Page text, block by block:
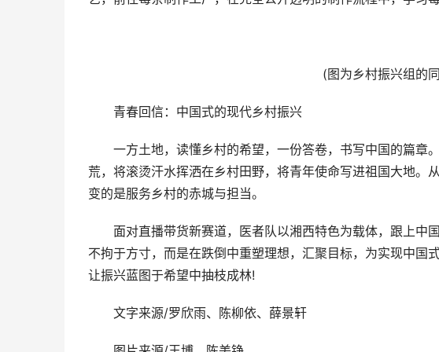
(图为乡村振兴组的同
青春回信：中国式的现代乡村振兴
一方土地，读懂乡村的希望，一份答卷，书写中国的篇章
荒，将滚烫汗水挥洒在乡村田野，将青年使命写进祖国大地。
变的是服务乡村的赤城与担当。
面对直播带货新赛道，医者队以湘西特色为载体，跟上中
不拘于方寸，而是在跌倒中重塑理想，汇聚目标，为实现中国
让振兴蓝图于希望中抽枝成林!
文字来源/罗欣雨、陈柳依、薛景轩